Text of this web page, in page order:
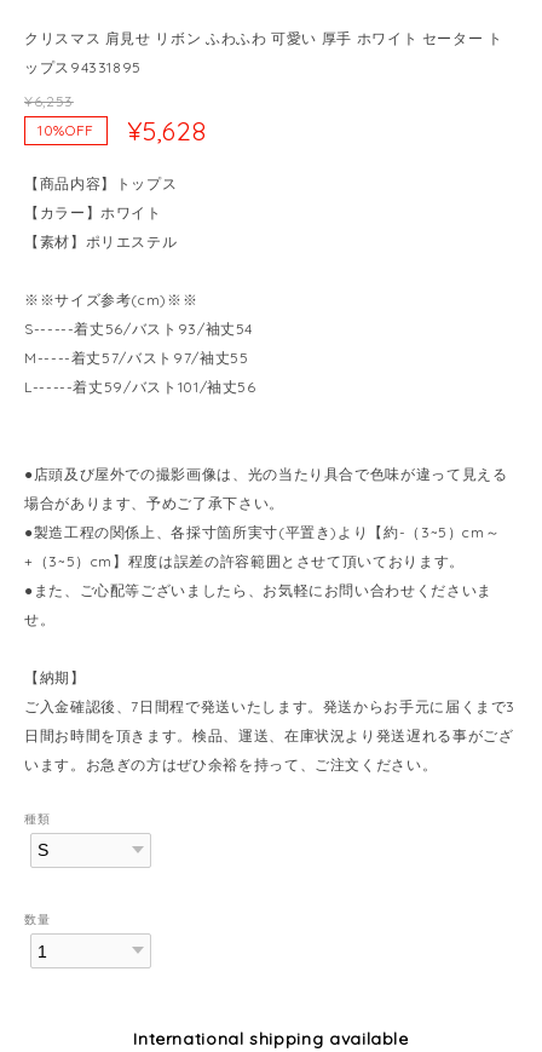
クリスマス 肩見せ リボン ふわふわ 可愛い 厚手 ホワイト セーター ト
ップス94331895
¥6,253
10%OFF
¥5,628
【商品内容】トップス
【カラー】ホワイト
【素材】ポリエステル
※※サイズ参考(cm)※※
S------着丈56/バスト93/袖丈54
M-----着丈57/バスト97/袖丈55
L------着丈59/バスト101/袖丈56
●店頭及び屋外での撮影画像は、光の当たり具合で色味が違って見える
場合があります、予めご了承下さい。
●製造工程の関係上、各採寸箇所実寸(平置き)より【約-（3~5）cm～
+（3~5）cm】程度は誤差の許容範囲とさせて頂いております。
●また、ご心配等ございましたら、お気軽にお問い合わせくださいま
せ。
【納期】
ご入金確認後、7日間程で発送いたします。発送からお手元に届くまで3
日間お時間を頂きます。検品、運送、在庫状況より発送遅れる事がござ
います。お急ぎの方はぜひ余裕を持って、ご注文ください。
種類
数量
International shipping available